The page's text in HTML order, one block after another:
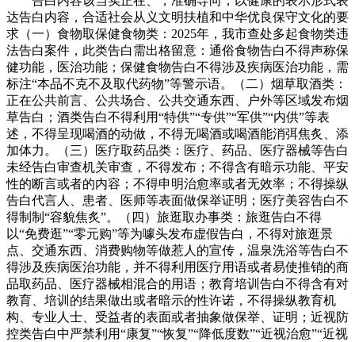
达告白内容，合适社会从义文明扶植和中华优良保守文化的要
求（一）食物取保健食物类：2025年，我市查处多起食物类违
法告白案件，此类告白需出格留意：通俗食物告白不得声称保
健功能，医治功能；保健食物告白不得涉及疾病医治功能，需
标注“本品不克不及取代药物”等警示语。（二）烟草取酒类：
正在公共前言、公共场合、公共交通东西、户外等区域发布烟
草告白；酒类告白不得利用“特供”“专供”“军供”“内供”等表
述，不得呈现喝酒的动做，不得无喝酒或喝酒能消弭焦炙、添
加体力。（三）医疗取药品类：医疗、药品、医疗器械等告白
未经告白审查机关审查，不得发布；不得含有暗示功能、平安
性的断言或者的内容；不得申明治愈率或者无效率；不得操纵
告白代言人、患者、医师等表面做保举证明；医疗美容告白不
得制制“容貌焦炙”。（四）旅逛取办事类：旅逛告白不得
以“免费逛”“零元购”等为噱头发布虚假告白，不得对旅逛景
点、交通东西、消费购物等做惹人的宣传，温泉洗浴等告白不
得涉及疾病医治功能，并不得利用医疗用语或者易使推销的商
品取药品、医疗器械相混合的用语；教育培训告白不得含有对
教育、培训的结果做出或者暗示的性许诺，不得操纵教育机
构、专业人士、受益者的表面或者抽象做保举、证明；近视防
控类告白中严禁利用“康复”“恢复”“降低度数”“近视治愈”“近视